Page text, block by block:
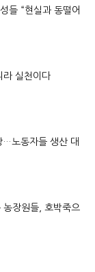
들 “현실과 동떨어
라 실천이다
…노동자들 생산 대
농장원들, 호박죽으